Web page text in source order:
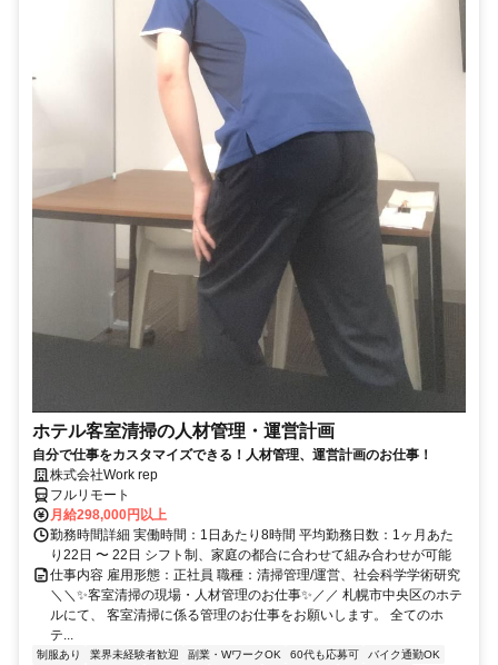
ホテル客室清掃の人材管理・運営計画
自分で仕事をカスタマイズできる！人材管理、運営計画のお仕事！
株式会社Work rep
フルリモート
月給298,000円以上
勤務時間詳細 実働時間：1日あたり8時間 平均勤務日数：1ヶ月あた
り22日 〜 22日 シフト制、家庭の都合に合わせて組み合わせが可能
仕事内容 雇用形態：正社員 職種：清掃管理/運営、社会科学学術研究
＼＼✨客室清掃の現場・人材管理のお仕事✨／／ 札幌市中央区のホテ
ルにて、 客室清掃に係る管理のお仕事をお願いします。 全てのホ
テ...
制服あり 業界未経験者歓迎 副業・WワークOK 60代も応募可
バイク通勤OK